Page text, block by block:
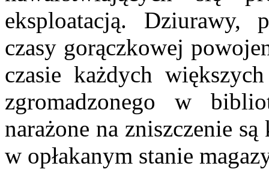
eksploatacją. Dziurawy,
czasy gorączkowej
czasie każdych
zgromadzonego w
narażone na zniszczenie
w opłakanym stanie